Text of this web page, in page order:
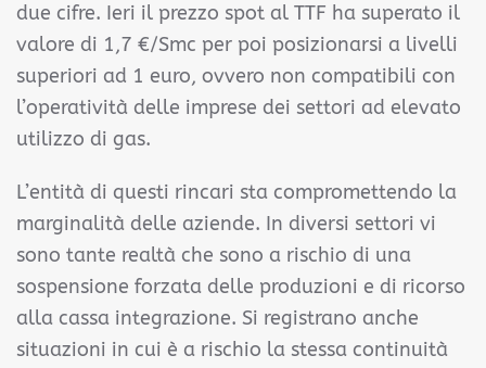
due cifre. Ieri il prezzo spot al TTF ha superato il
valore di 1,7 €/Smc per poi posizionarsi a livelli
superiori ad 1 euro, ovvero non compatibili con
l’operatività delle imprese dei settori ad elevato
utilizzo di gas.
L’entità di questi rincari sta compromettendo la
marginalità delle aziende. In diversi settori vi
sono tante realtà che sono a rischio di una
sospensione forzata delle produzioni e di ricorso
alla cassa integrazione. Si registrano anche
situazioni in cui è a rischio la stessa continuità